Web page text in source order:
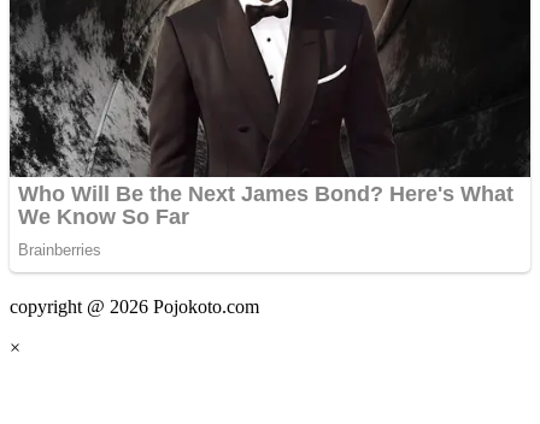
copyright @ 2026 Pojokoto.com
×